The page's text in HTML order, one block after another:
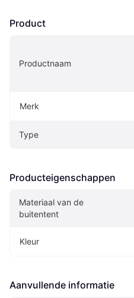
Product
Productnaam
Merk
Type
Producteigenschappen
Materiaal van de
buitentent
Kleur
Aanvullende informatie